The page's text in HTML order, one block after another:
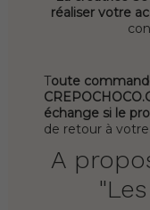
réaliser votre
Toute
échange si le
de retour à
A